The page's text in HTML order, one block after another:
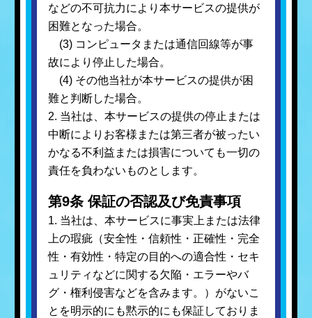
などの不可抗力により本サービスの提供が
困難となった場合。
(3) コンピュータまたは通信回線等が事
故により停止した場合。
(4) その他当社が本サービスの提供が困
難と判断した場合。
2. 当社は、本サービスの提供の停止または
中断によりお客様または第三者が被ったい
かなる不利益または損害についても一切の
責任を負わないものとします。
第9条 保証の否認及び免責事項
1. 当社は、本サービスに事実上または法律
上の瑕疵（安全性・信頼性・正確性・完全
性・有効性・特定の目的への適合性・セキ
ュリティなどに関する欠陥・エラーやバ
グ・権利侵害などを含みます。）がないこ
とを明示的にも黙示的にも保証しておりま